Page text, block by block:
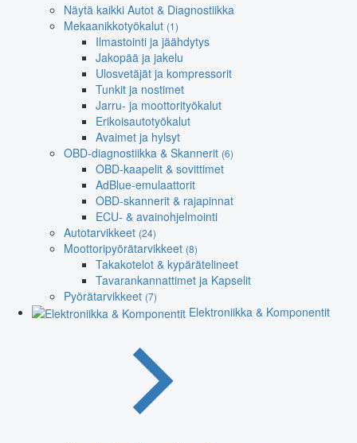
Näytä kaikki Autot & Diagnostiikka
Mekaanikkotyökalut (1)
Ilmastointi ja jäähdytys
Jakopää ja jakelu
Ulosvetäjät ja kompressorit
Tunkit ja nostimet
Jarru- ja moottorityökalut
Erikoisautotyökalut
Avaimet ja hylsyt
OBD-diagnostiikka & Skannerit (6)
OBD-kaapelit & sovittimet
AdBlue-emulaattorit
OBD-skannerit & rajapinnat
ECU- & avainohjelmointi
Autotarvikkeet (24)
Moottoripyörätarvikkeet (8)
Takakotelot & kypärätelineet
Tavarankannattimet ja Kapselit
Pyörätarvikkeet (7)
Elektroniikka & Komponentit